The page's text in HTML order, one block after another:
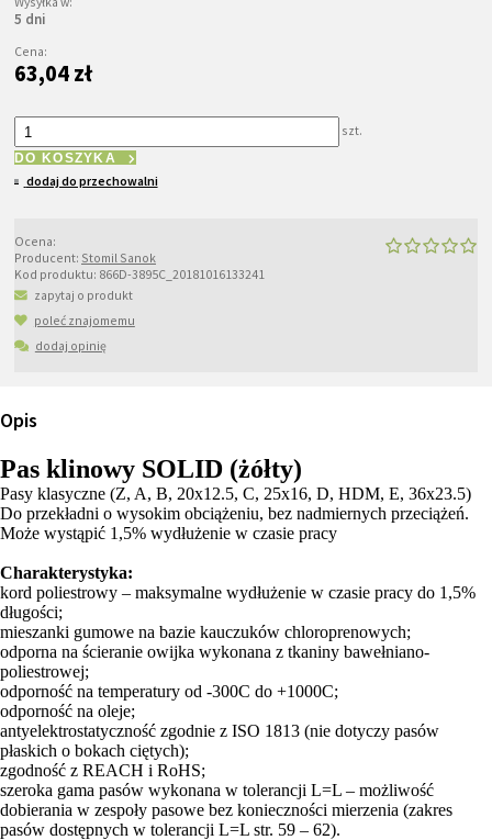
5 dni
Cena:
63,04 zł
szt.
DO KOSZYKA
dodaj do przechowalni
Ocena:
Producent: Stomil Sanok
Kod produktu: 866D-3895C_20181016133241
zapytaj o produkt
poleć znajomemu
dodaj opinię
Opis
Pas klinowy SOLID (żółty)
Pasy klasyczne (Z, A, B, 20x12.5, C, 25x16, D, HDM, E, 36x23.5)
Do przekładni o wysokim obciążeniu, bez nadmiernych przeciążeń.
Może wystąpić 1,5% wydłużenie w czasie pracy
Charakterystyka:
kord poliestrowy – maksymalne wydłużenie w czasie pracy do 1,5%
długości;
mieszanki gumowe na bazie kauczuków chloroprenowych;
odporna na ścieranie owijka wykonana z tkaniny bawełniano-
poliestrowej;
odporność na temperatury od -300C do +1000C;
odporność na oleje;
antyelektrostatyczność zgodnie z ISO 1813 (nie dotyczy pasów
płaskich o bokach ciętych);
zgodność z REACH i RoHS;
szeroka gama pasów wykonana w tolerancji L=L – możliwość
dobierania w zespoły pasowe bez konieczności mierzenia (zakres
pasów dostępnych w tolerancji L=L str. 59 – 62).